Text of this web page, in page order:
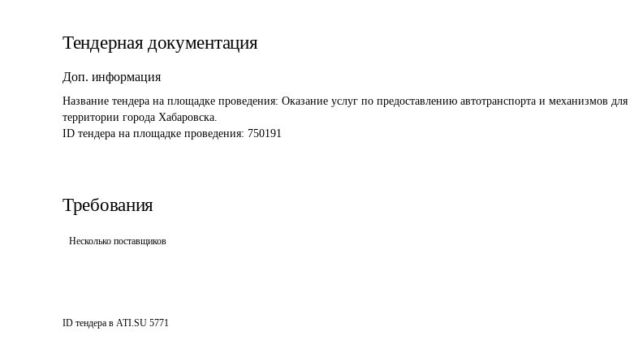
Тендерная документация
Доп. информация
Название тендера на площадке проведения: Оказание услуг по предоставлению автотранспорта и механизмов
территории города Хабаровска.
ID тендера на площадке проведения: 750191
Требования
Несколько поставщиков
ID тендера в ATI.SU 5771